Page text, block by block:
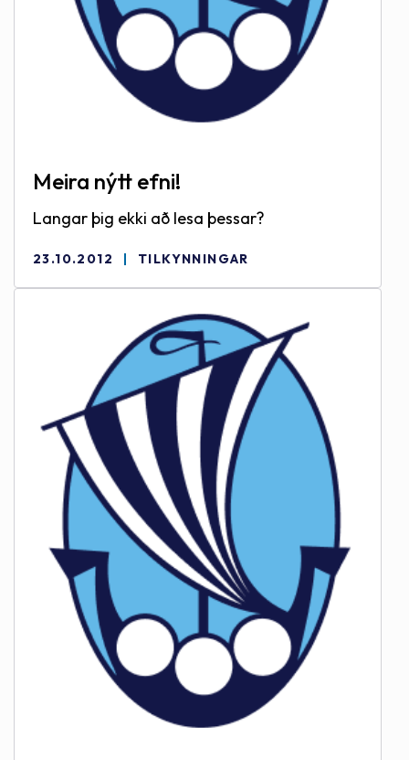
Meira nýtt efni!
Langar þig ekki að lesa þessar?
23.10.2012 TILKYNNINGAR